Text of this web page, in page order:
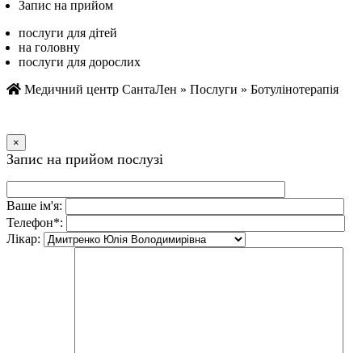
Запис на прийом
послуги для дітей
на головну
послуги для дорослих
Медичний центр СантаЛен » Послуги » Ботулінотерапія
×
Запис на прийом послузi
Ваше iм'я:
Телефон*:
Лiкар: